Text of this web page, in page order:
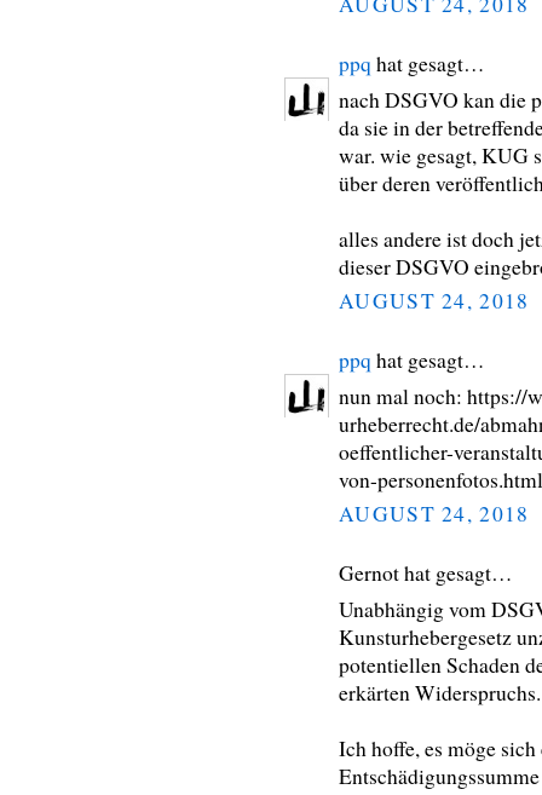
ppq hat gesagt…
nach DSGVO kan die
da sie in der
war. wie gesagt, KUG
über deren
alles andere ist doch
dieser DSGVO
AUGUST 24, 2018
ppq hat gesagt…
nun mal noch: https://
urheberrecht.de/
oeffentlicher-
von-personenfotos.html
AUGUST 24, 2018
Gernot hat gesagt…
Unabhängig vom
Kunsturhebergesetz
potentiellen Schaden
erkärten Widerspruchs.
Ich hoffe, es möge